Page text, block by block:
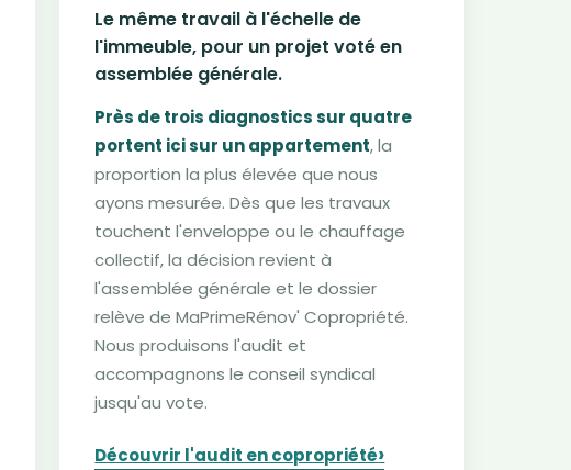
Le même travail à l'échelle de
l'immeuble, pour un projet voté en
assemblée générale.
Près de trois diagnostics sur quatre
portent ici sur un appartement, la
proportion la plus élevée que nous
ayons mesurée. Dès que les travaux
touchent l'enveloppe ou le chauffage
collectif, la décision revient à
l'assemblée générale et le dossier
relève de MaPrimeRénov' Copropriété.
Nous produisons l'audit et
accompagnons le conseil syndical
jusqu'au vote.
Découvrir l'audit en copropriété›